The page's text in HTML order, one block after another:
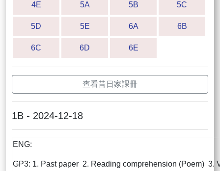
4E 5A 5B 5C
5D 5E 6A 6B
6C 6D 6E
查看昔日家課冊
1B - 2024-12-18
ENG:
GP3: 1. Past paper 2. Reading comprehension (Poem) 3.